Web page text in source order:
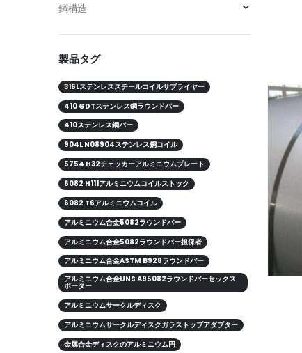
鋼構造
製品タグ
316Lステンレススチールコイルサプライヤー
410 GDTステンレス鋼ラウンドバー
410ステンレス鋼バー
904L N08904ステンレス鋼コイル
5754 H32チェッカーアルミニウムプレート
6082 H111アルミニウムコイルストック
6082 T6アルミニウムコイル
アルミニウム合金5082ラウンドバー
アルミニウム合金5082ラウンドバー担保者
アルミニウム合金ASTM B928ラウンドバー
アルミニウム合金UNS A95082ラウンドバーセックス
ポーター
アルミニウムサークルディスク
アルミニウムサークルディスクガラストップアダプター
金属合金ディスクのアルミニウム円